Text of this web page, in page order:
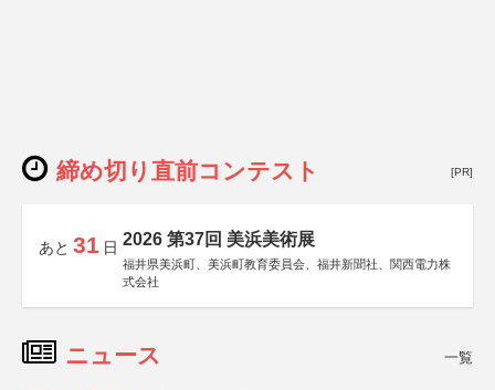
締め切り直前コンテスト [PR]
あと 31 日 2026 第37回 美浜美術展
福井県美浜町、美浜町教育委員会、福井新聞社、関西電力株
式会社
ニュース 一覧